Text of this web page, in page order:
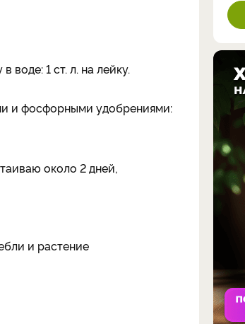
1 ст. л. на лейку.
и фосфорными удобрениями:
около 2 дней,
и растение